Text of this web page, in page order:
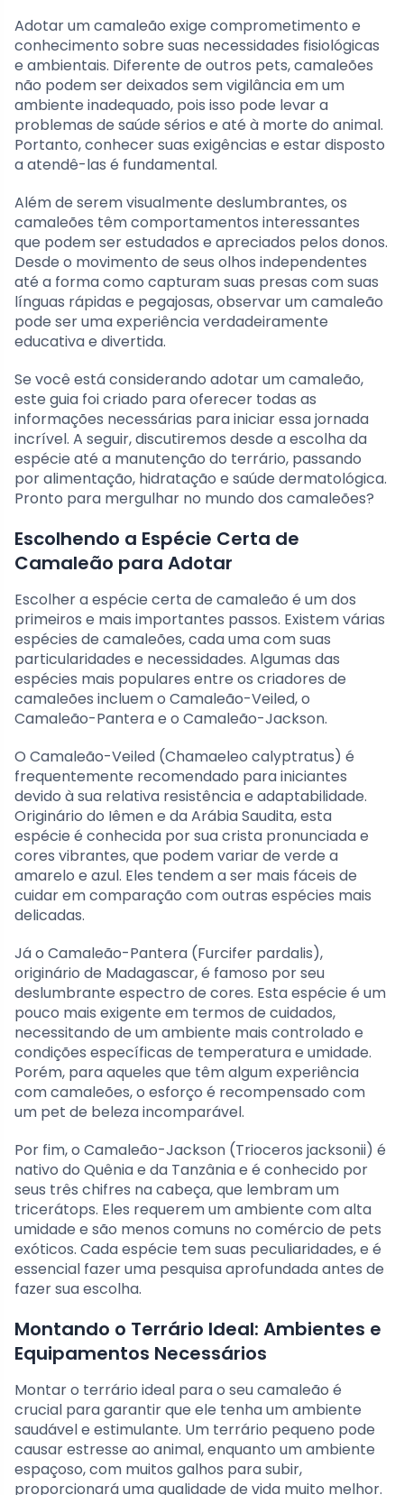
Adotar um camaleão exige comprometimento e
conhecimento sobre suas necessidades fisiológicas
e ambientais. Diferente de outros pets, camaleões
não podem ser deixados sem vigilância em um
ambiente inadequado, pois isso pode levar a
problemas de saúde sérios e até à morte do animal.
Portanto, conhecer suas exigências e estar disposto
a atendê-las é fundamental.
Além de serem visualmente deslumbrantes, os
camaleões têm comportamentos interessantes
que podem ser estudados e apreciados pelos donos.
Desde o movimento de seus olhos independentes
até a forma como capturam suas presas com suas
línguas rápidas e pegajosas, observar um camaleão
pode ser uma experiência verdadeiramente
educativa e divertida.
Se você está considerando adotar um camaleão,
este guia foi criado para oferecer todas as
informações necessárias para iniciar essa jornada
incrível. A seguir, discutiremos desde a escolha da
espécie até a manutenção do terrário, passando
por alimentação, hidratação e saúde dermatológica.
Pronto para mergulhar no mundo dos camaleões?
Escolhendo a Espécie Certa de
Camaleão para Adotar
Escolher a espécie certa de camaleão é um dos
primeiros e mais importantes passos. Existem várias
espécies de camaleões, cada uma com suas
particularidades e necessidades. Algumas das
espécies mais populares entre os criadores de
camaleões incluem o Camaleão-Veiled, o
Camaleão-Pantera e o Camaleão-Jackson.
O Camaleão-Veiled (Chamaeleo calyptratus) é
frequentemente recomendado para iniciantes
devido à sua relativa resistência e adaptabilidade.
Originário do Iêmen e da Arábia Saudita, esta
espécie é conhecida por sua crista pronunciada e
cores vibrantes, que podem variar de verde a
amarelo e azul. Eles tendem a ser mais fáceis de
cuidar em comparação com outras espécies mais
delicadas.
Já o Camaleão-Pantera (Furcifer pardalis),
originário de Madagascar, é famoso por seu
deslumbrante espectro de cores. Esta espécie é um
pouco mais exigente em termos de cuidados,
necessitando de um ambiente mais controlado e
condições específicas de temperatura e umidade.
Porém, para aqueles que têm algum experiência
com camaleões, o esforço é recompensado com
um pet de beleza incomparável.
Por fim, o Camaleão-Jackson (Trioceros jacksonii) é
nativo do Quênia e da Tanzânia e é conhecido por
seus três chifres na cabeça, que lembram um
tricerátops. Eles requerem um ambiente com alta
umidade e são menos comuns no comércio de pets
exóticos. Cada espécie tem suas peculiaridades, e é
essencial fazer uma pesquisa aprofundada antes de
fazer sua escolha.
Montando o Terrário Ideal: Ambientes e
Equipamentos Necessários
Montar o terrário ideal para o seu camaleão é
crucial para garantir que ele tenha um ambiente
saudável e estimulante. Um terrário pequeno pode
causar estresse ao animal, enquanto um ambiente
espaçoso, com muitos galhos para subir,
proporcionará uma qualidade de vida muito melhor.